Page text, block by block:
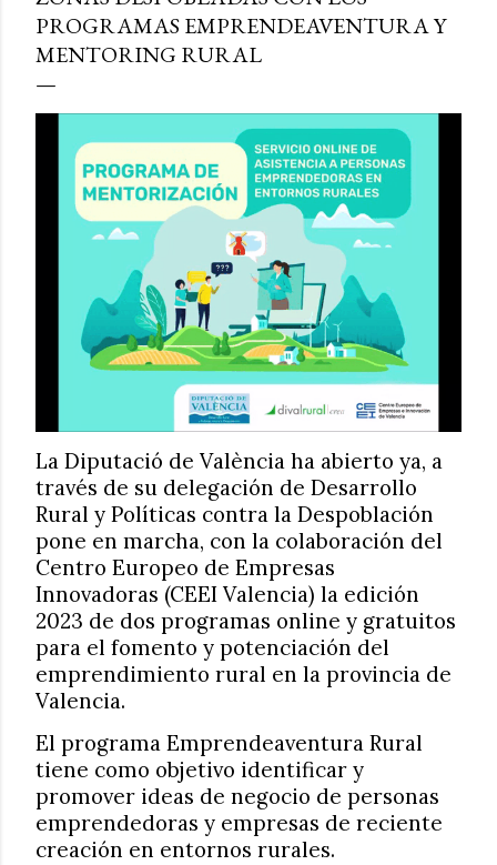
PROGRAMAS EMPRENDEAVENTURA Y
MENTORING RURAL
La Diputació de València ha abierto ya, a
través de su delegación de Desarrollo
Rural y Políticas contra la Despoblación
pone en marcha, con la colaboración del
Centro Europeo de Empresas
Innovadoras (CEEI Valencia) la edición
2023 de dos programas online y gratuitos
para el fomento y potenciación del
emprendimiento rural en la provincia de
Valencia.
El programa Emprendeaventura Rural
tiene como objetivo identificar y
promover ideas de negocio de personas
emprendedoras y empresas de reciente
creación en entornos rurales.